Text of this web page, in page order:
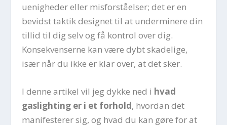
uenigheder eller misforståelser; det er en
bevidst taktik designet til at underminere din
tillid til dig selv og få kontrol over dig.
Konsekvenserne kan være dybt skadelige,
især når du ikke er klar over, at det sker.
I denne artikel vil jeg dykke ned i hvad
gaslighting er i et forhold, hvordan det
manifesterer sig, og hvad du kan gøre for at